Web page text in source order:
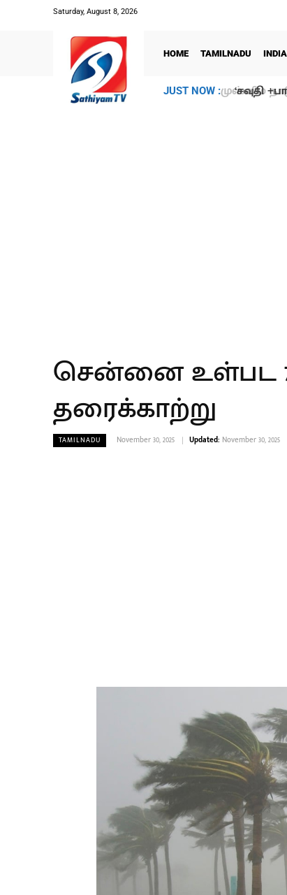
Saturday, August 8, 2026
HOME TAMILNADU INDIA
JUST NOW :
‘சவுதி
சென்னை உள்பட
தரைக்காற்று
TAMILNADU November 30, 2025 Updated: November 30, 2025